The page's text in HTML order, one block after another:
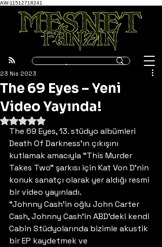
AW-11512718241
The 69 Eyes – Yeni
Video Yayında!
23 Nis 2023
5 üzerinden NaN yıldız
The 69 Eyes, 13. stüdyo albümleri
Death Of Darkness’ın çıkışını
kutlamak amacıyla “This Murder
Takes Two” şarkısı için Kat Von D’nin
konuk sanatçı olarak yer aldığı resmi
bir video yayınladı.
“Johnny Cash’in oğlu John Carter
Cash, Johnny Cash’in ABD’deki kendi
Cabin Stüdyolarında bizimle akustik
bir EP kaydetmek ve